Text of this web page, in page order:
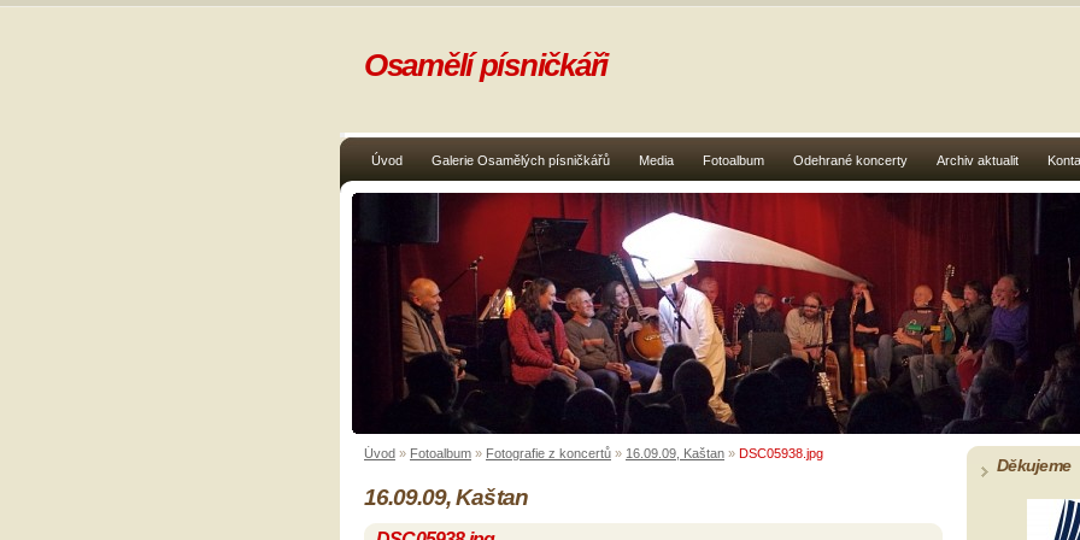
Úvod Galerie Osamělých písničkářů Media Fotoalbum Odehrané koncerty Archiv aktualit
Osamělí písničkáři
Úvod » Fotoalbum » Fotografie z koncertů » 16.09.09, Kaštan » DSC05938.jpg
16.09.09, Kaštan
Děkujeme